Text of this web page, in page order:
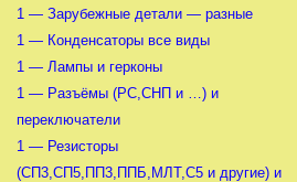
1 — Зарубежные детали — разные
1 — Конденсаторы все виды
1 — Лампы и герконы
1 — Разъёмы (РС,СНП и …) и
переключатели
1 — Резисторы
(СП3,СП5,ПП3,ППБ,МЛТ,С5 и другие) и